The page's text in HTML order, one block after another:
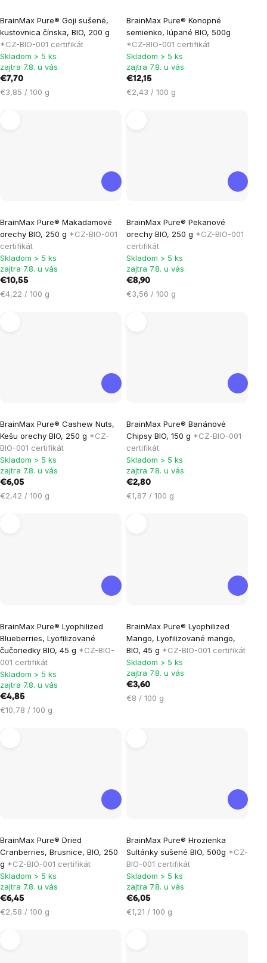
BrainMax Pure® Goji sušené,
kustovnica čínska, BIO, 200 g
*CZ-BIO-001 certifikát
hodnotenie
produktu
je
5,0
z
5
Skladom > 5 ks
zajtra 7.8. u vás
€7,70
Jednotková
€3,85 / 100 g
BrainMax Pure® Konopné
semienko, lúpané BIO, 500g
*CZ-BIO-001 certifikát
hodnotenie
produktu
je
5,0
z
5
Skladom > 5 ks
zajtra 7.8. u vás
€12,15
Jednotková
€2,43 / 100 g
BrainMax Pure® Makadamové
orechy BIO, 250 g *CZ-BIO-001
certifikát
hodnotenie
produktu
je
5,0
z
5
Skladom > 5 ks
zajtra 7.8. u vás
€10,55
Jednotková
€4,22 / 100 g
BrainMax Pure® Pekanové
orechy BIO, 250 g *CZ-BIO-001
certifikát
hodnotenie
produktu
je
5,0
z
5
Skladom > 5 ks
zajtra 7.8. u vás
€8,90
Jednotková
€3,56 / 100 g
BrainMax Pure® Cashew Nuts,
Kešu orechy BIO, 250 g *CZ-
BIO-001 certifikát
hodnotenie
produktu
je
5,0
z
5
Skladom > 5 ks
zajtra 7.8. u vás
€6,05
Jednotková
€2,42 / 100 g
BrainMax Pure® Banánové
Chipsy BIO, 150 g *CZ-BIO-001
certifikát
hodnotenie
produktu
je
5,0
z
5
Skladom > 5 ks
zajtra 7.8. u vás
€2,80
Jednotková
€1,87 / 100 g
BrainMax Pure® Lyophilized
Blueberries, Lyofilizované
čučoriedky BIO, 45 g *CZ-BIO-
001 certifikát
hodnotenie
produktu
je
5,0
z
5
hviezdičiek.
Skladom > 5 ks
zajtra 7.8. u vás
€4,85
Jednotková
€10,78 / 100 g
BrainMax Pure® Lyophilized
Mango, Lyofilizované mango,
BIO, 45 g *CZ-BIO-001 certifikát
hodnotenie
produktu
je
3,6
z
5
Skladom > 5 ks
zajtra 7.8. u vás
€3,60
Jednotková
€8 / 100 g
BrainMax Pure® Dried
Cranberries, Brusnice, BIO, 250
g *CZ-BIO-001 certifikát
Skladom > 5 ks
zajtra 7.8. u vás
€6,45
Jednotková
€2,58 / 100 g
BrainMax Pure® Hrozienka
Sultánky sušené BIO, 500g *CZ-
BIO-001 certifikát
hodnotenie
produktu
je
5,0
z
5
Skladom > 5 ks
zajtra 7.8. u vás
€6,05
Jednotková
€1,21 / 100 g